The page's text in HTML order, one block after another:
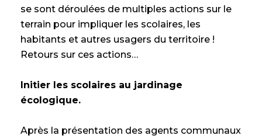
se sont déroulées de multiples actions sur le
terrain pour impliquer les scolaires, les
habitants et autres usagers du territoire !
Retours sur ces actions…
Initier les scolaires au jardinage
écologique.
Après la présentation des agents communaux